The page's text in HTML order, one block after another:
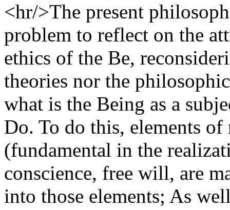
<hr/>The present
problem to reflect on the
ethics of the Be,
theories nor the
what is the Being as a
Do. To do this, elements
(fundamental in the
conscience, free will, are
into those elements; As